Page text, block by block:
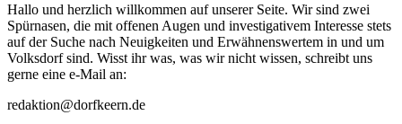
Hallo und herzlich willkommen auf unserer Seite. Wir sind zwei
Spürnasen, die mit offenen Augen und investigativem Interesse stets
auf der Suche nach Neuigkeiten und Erwähnenswertem in und um
Volksdorf sind. Wisst ihr was, was wir nicht wissen, schreibt uns
gerne eine e-Mail an:
redaktion@dorfkeern.de